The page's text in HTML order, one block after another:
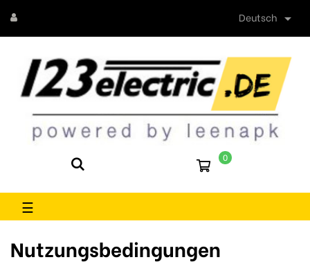
Deutsch 
0
Umschalten
der
☰
Nutzungsbedingungen